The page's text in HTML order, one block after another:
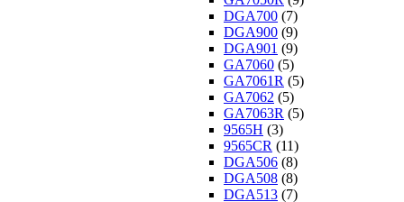
DGA700 (7)
DGA900 (9)
DGA901 (9)
GA7060 (5)
GA7061R (5)
GA7062 (5)
GA7063R (5)
9565H (3)
9565CR (11)
DGA506 (8)
DGA508 (8)
DGA513 (7)